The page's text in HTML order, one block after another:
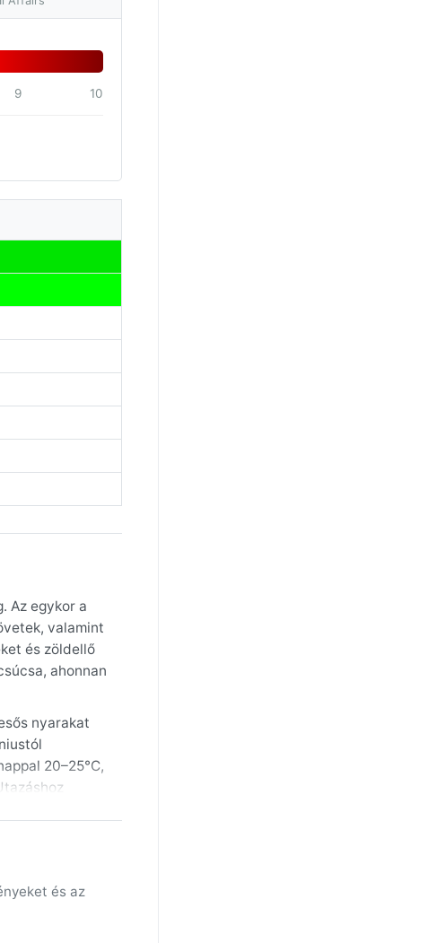
9 10
Az egykor a
valamint
és zöldellő
ahonnan
nyarakat
20–25°C,
ideális a
a táj
szél és
és az